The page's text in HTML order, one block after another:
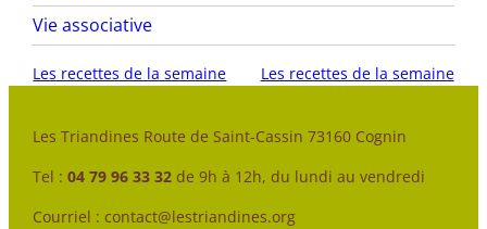
Vie associative
Les recettes de la semaine Les recettes de la semaine
Les Triandines Route de Saint-Cassin 73160 Cognin
Tel :04 79 96 33 32 de 9h à 12h, du lundi au vendredi
Courriel : contact@lestriandines.org